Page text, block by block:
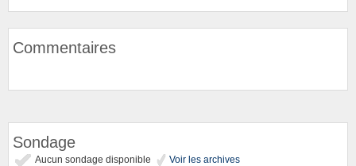
Commentaires
Sondage
Aucun sondage disponible Voir les archives